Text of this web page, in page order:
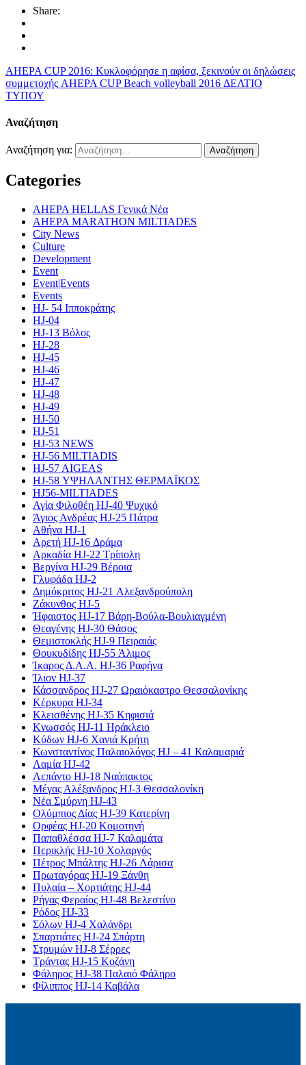
Share:
AHEPA CUP 2016: Κυκλοφόρησε η αφίσα, ξεκινούν οι δηλώσεις
συμμετοχής AHEPA CUP Beach volleyball 2016 ΔΕΛΤΙΟ
ΤΥΠΟΥ
Αναζήτηση
Αναζήτηση για:
Categories
AHEPA HELLAS Γενικά Νέα
AHEPA MARATHON MILTIADES
City News
Culture
Development
Event
Event|Events
Events
HJ- 54 Ιπποκράτης
HJ-04
HJ-13 Βόλος
HJ-28
HJ-45
HJ-46
HJ-47
HJ-48
HJ-49
HJ-50
HJ-51
HJ-53 NEWS
HJ-56 MILTIADIS
HJ-57 AIGEAS
HJ-58 ΥΨΗΛΑΝΤΗΣ ΘΕΡΜΑΪΚΟΣ
HJ56-MILTIADES
Αγία Φιλοθέη HJ-40 Ψυχικό
Άγιος Ανδρέας HJ-25 Πάτρα
Αθήνα HJ-1
Αρετή HJ-16 Δράμα
Αρκαδία HJ-22 Τρίπολη
Βεργίνα HJ-29 Βέροια
Γλυφάδα HJ-2
Δημόκριτος HJ-21 Αλεξανδρούπολη
Ζάκυνθος HJ-5
Ήφαιστος HJ-17 Βάρη-Βούλα-Βουλιαγμένη
Θεαγένης HJ-30 Θάσος
Θεμιστοκλής HJ-9 Πειραιάς
Θουκυδίδης HJ-55 Άλιμος
Ίκαρος Δ.Α.Α. HJ-36 Ραφήνα
Ίλιον HJ-37
Κάσσανδρος HJ-27 Ωραιόκαστρο Θεσσαλονίκης
Κέρκυρα HJ-34
Κλεισθένης HJ-35 Κηφισιά
Κνωσσός HJ-11 Ηράκλειο
Κύδων HJ-6 Χανιά Κρήτη
Κωνσταντίνος Παλαιολόγος HJ – 41 Καλαμαριά
Λαμία HJ-42
Λεπάντο HJ-18 Ναύπακτος
Μέγας Αλέξανδρος HJ-3 Θεσσαλονίκη
Νέα Σμύρνη HJ-43
Ολύμπιος Δίας HJ-39 Κατερίνη
Ορφέας HJ-20 Κομοτηνή
Παπαθλέσσα HJ-7 Καλαμάτα
Περικλής HJ-10 Χολαργός
Πέτρος Μπάλτης HJ-26 Λάρισα
Πρωταγόρας HJ-19 Ξάνθη
Πυλαία – Χορτιάτης HJ-44
Ρήγας Φεραίος HJ-48 Βελεστίνο
Ρόδος HJ-33
Σόλων HJ-4 Χαλάνδρι
Σπαρτιάτες HJ-24 Σπάρτη
Στρυμών HJ-8 Σέρρες
Τράντας HJ-15 Κοζάνη
Φάληρος HJ-38 Παλαιό Φάληρο
Φίλιππος HJ-14 Καβάλα